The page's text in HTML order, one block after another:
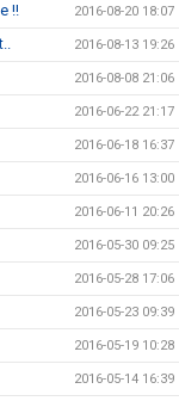
!! 2016-08-20 18:07
2016-08-13 19:26
2016-08-08 21:06
2016-06-22 21:17
2016-06-18 16:37
2016-06-16 13:00
2016-06-11 20:26
2016-05-30 09:25
2016-05-28 17:06
2016-05-23 09:39
2016-05-19 10:28
2016-05-14 16:39